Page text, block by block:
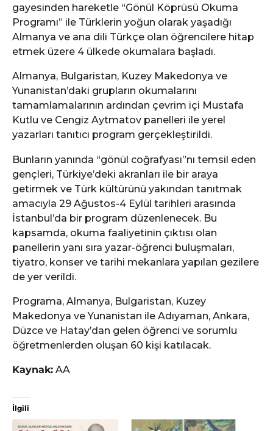
gayesinden hareketle “Gönül Köprüsü Okuma
Programı” ile Türklerin yoğun olarak yaşadığı
Almanya ve ana dili Türkçe olan öğrencilere hitap
etmek üzere 4 ülkede okumalara başladı.
Almanya, Bulgaristan, Kuzey Makedonya ve
Yunanistan’daki grupların okumalarını
tamamlamalarının ardından çevrim içi Mustafa
Kutlu ve Cengiz Aytmatov panelleri ile yerel
yazarları tanıtıcı program gerçekleştirildi.
Bunların yanında “gönül coğrafyası”nı temsil eden
gençleri, Türkiye’deki akranları ile bir araya
getirmek ve Türk kültürünü yakından tanıtmak
amacıyla 29 Ağustos-4 Eylül tarihleri arasında
İstanbul’da bir program düzenlenecek. Bu
kapsamda, okuma faaliyetinin çıktısı olan
panellerin yanı sıra yazar-öğrenci buluşmaları,
tiyatro, konser ve tarihi mekanlara yapılan gezilere
de yer verildi.
Programa, Almanya, Bulgaristan, Kuzey
Makedonya ve Yunanistan ile Adıyaman, Ankara,
Düzce ve Hatay’dan gelen öğrenci ve sorumlu
öğretmenlerden oluşan 60 kişi katılacak.
Kaynak: AA
İlgili